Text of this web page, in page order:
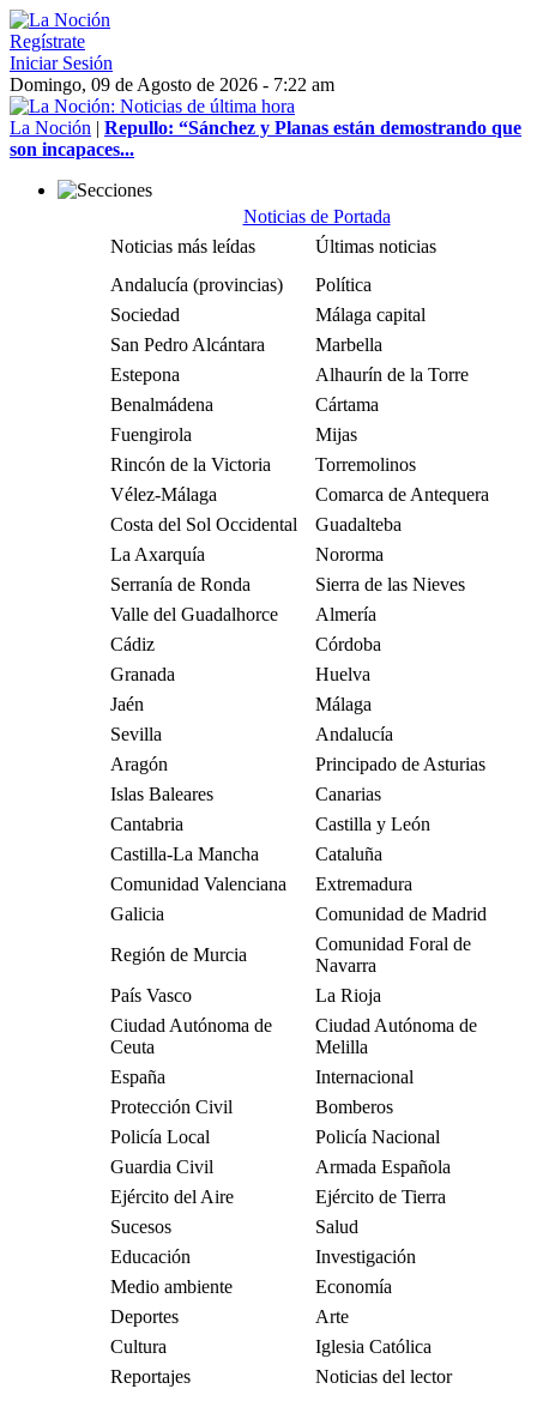
Regístrate
Iniciar Sesión
Domingo, 09 de Agosto de 2026 - 7:22 am
La Noción | Repullo: “Sánchez y Planas están demostrando que
son incapaces...
Noticias de Portada
Noticias más leídas
Últimas noticias
Andalucía (provincias)
Política
Sociedad
Málaga capital
San Pedro Alcántara
Marbella
Estepona
Alhaurín de la Torre
Benalmádena
Cártama
Fuengirola
Mijas
Rincón de la Victoria
Torremolinos
Vélez-Málaga
Comarca de Antequera
Costa del Sol Occidental
Guadalteba
La Axarquía
Nororma
Serranía de Ronda
Sierra de las Nieves
Valle del Guadalhorce
Almería
Cádiz
Córdoba
Granada
Huelva
Jaén
Málaga
Sevilla
Andalucía
Aragón
Principado de Asturias
Islas Baleares
Canarias
Cantabria
Castilla y León
Castilla-La Mancha
Cataluña
Comunidad Valenciana
Extremadura
Galicia
Comunidad de Madrid
Región de Murcia
Comunidad Foral de
Navarra
País Vasco
La Rioja
Ciudad Autónoma de
Ceuta
Ciudad Autónoma de
Melilla
España
Internacional
Protección Civil
Bomberos
Policía Local
Policía Nacional
Guardia Civil
Armada Española
Ejército del Aire
Ejército de Tierra
Sucesos
Salud
Educación
Investigación
Medio ambiente
Economía
Deportes
Arte
Cultura
Iglesia Católica
Reportajes
Noticias del lector